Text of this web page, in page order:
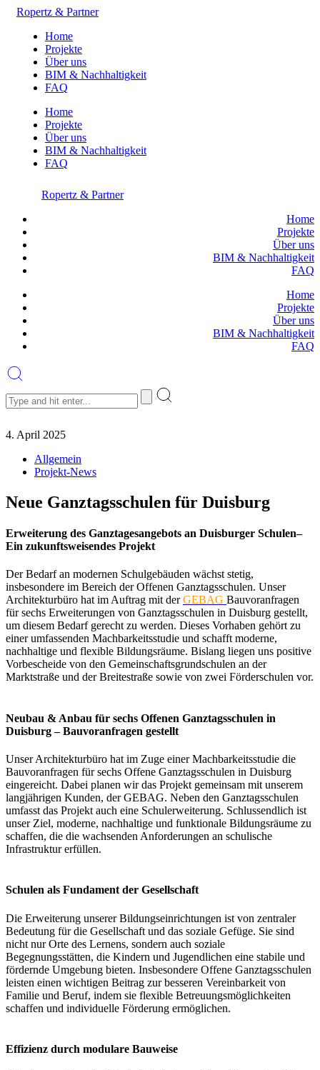
Ropertz & Partner
Home
Projekte
Über uns
BIM & Nachhaltigkeit
FAQ
Home
Projekte
Über uns
BIM & Nachhaltigkeit
FAQ
Ropertz & Partner
Home
Projekte
Über uns
BIM & Nachhaltigkeit
FAQ
Home
Projekte
Über uns
BIM & Nachhaltigkeit
FAQ
4. April 2025
Allgemein
Projekt-News
Neue Ganztagsschulen für Duisburg
Erweiterung des Ganztagesangebots an Duisburger Schulen–
Ein zukunftsweisendes Projekt
Der Bedarf an modernen Schulgebäuden wächst stetig,
insbesondere im Bereich der Offenen Ganztagsschulen. Unser
Architekturbüro hat im Auftrag mit derGEBAG Bauvoranfragen
für sechs Erweiterungen von Ganztagsschulen in Duisburg gestellt,
um diesem Bedarf gerecht zu werden. Dieses Vorhaben gehört zu
einer umfassenden Machbarkeitsstudie und schafft moderne,
nachhaltige und flexible Bildungsräume. Bislang liegen uns positive
Vorbescheide von den Gemeinschaftsgrundschulen an der
Marktstraße und der Breitestraße sowie von zwei Förderschulen vor.
Neubau & Anbau für sechs Offenen Ganztagsschulen in
Duisburg – Bauvoranfragen gestellt
Unser Architekturbüro hat im Zuge einer Machbarkeitsstudie die
Bauvoranfragen für sechs Offene Ganztagsschulen in Duisburg
eingereicht. Dabei planen wir das Projekt gemeinsam mit unserem
langjährigen Kunden, der GEBAG. Neben den Ganztagsschulen
umfasst das Projekt auch eine Schulerweiterung. Schlussendlich ist
unser Ziel, moderne, nachhaltige und funktionale Bildungsräume zu
schaffen, die die wachsenden Anforderungen an schulische
Infrastruktur erfüllen.
Schulen als Fundament der Gesellschaft
Die Erweiterung unserer Bildungseinrichtungen ist von zentraler
Bedeutung für die Gesellschaft und das soziale Gefüge. Sie sind
nicht nur Orte des Lernens, sondern auch soziale
Begegnungsstätten, die Kindern und Jugendlichen eine stabile und
fördernde Umgebung bieten. Insbesondere Offene Ganztagsschulen
leisten einen wichtigen Beitrag zur besseren Vereinbarkeit von
Familie und Beruf, indem sie flexible Betreuungsmöglichkeiten
schaffen und individuelle Förderung ermöglichen.
Effizienz durch modulare Bauweise